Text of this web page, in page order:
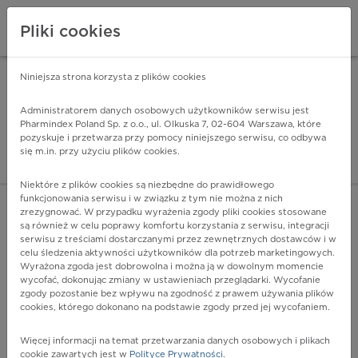
Pharmindex - lider
ZALOGUJ SIĘ
C54.9 - Trzon macicy, umiejscowienie nieokreślone
Więcej na lekiicd10.pl
Pliki cookies
Niniejsza strona korzysta z plików cookies
Administratorem danych osobowych użytkowników serwisu jest
Pharmindex Poland Sp. z o.o., ul. Olkuska 7, 02-604 Warszawa, które
pozyskuje i przetwarza przy pomocy niniejszego serwisu, co odbywa
się m.in. przy użyciu plików cookies.
Niektóre z plików cookies są niezbędne do prawidłowego
funkcjonowania serwisu i w związku z tym nie można z nich
zrezygnować. W przypadku wyrażenia zgody pliki cookies stosowane
są również w celu poprawy komfortu korzystania z serwisu, integracji
serwisu z treściami dostarczanymi przez zewnętrznych dostawców i w
celu śledzenia aktywności użytkowników dla potrzeb marketingowych.
Wyrażona zgoda jest dobrowolna i można ją w dowolnym momencie
wycofać, dokonując zmiany w ustawieniach przeglądarki. Wycofanie
zgody pozostanie bez wpływu na zgodność z prawem używania plików
cookies, którego dokonano na podstawie zgody przed jej wycofaniem.
Więcej informacji na temat przetwarzania danych osobowych i plikach
cookie zawartych jest w Polityce Prywatności.
ZA DARMO - w Google Play INSTALUJ